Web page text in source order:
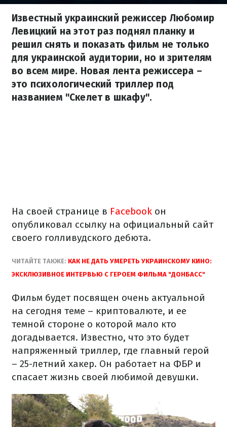
Известный украинский режиссер Любомир
Левицкий на этот раз поднял планку и
решил снять и показать фильм не только
для украинской аудитории, но и зрителям
во всем мире. Новая лента режиссера –
это психологический триллер под
названием "Скелет в шкафу".
На своей странице в Facebook он
опубликовал ссылку на официальный сайт
своего голливудского дебюта.
ЧИТАЙТЕ ТАКЖЕ: КАК НЕ ДАТЬ УМЕРЕТЬ УКРАИНСКОМУ КИНО:
ЭКСКЛЮЗИВНОЕ ИНТЕРВЬЮ С ГЕРОЕМ ФИЛЬМА "ДОНБАСС"
Фильм будет посвящен очень актуальной
на сегодня теме – криптовалюте, и ее
темной стороне о которой мало кто
догадывается. Известно, что это будет
напряженный триллер, где главный герой
– 25-летний хакер. Он работает на ФБР и
спасает жизнь своей любимой девушки.